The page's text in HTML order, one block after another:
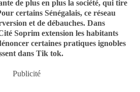
de plus en plus la société, qui tire
certains Sénégalais, ce réseau
et de débauches. Dans
Soprim extension les habitants
certaines pratiques ignobles
dans Tik tok.
Publicité